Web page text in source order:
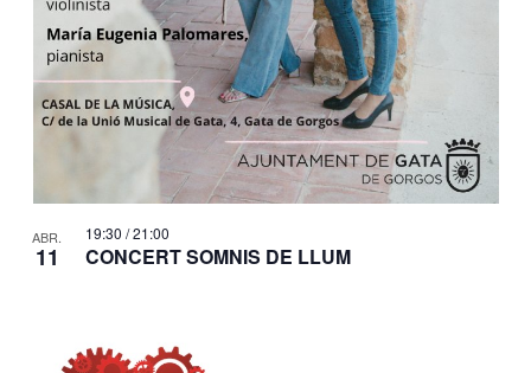
ABR.
11 CONCERT SOMNIS DE LLUM
19:30 / 21:00